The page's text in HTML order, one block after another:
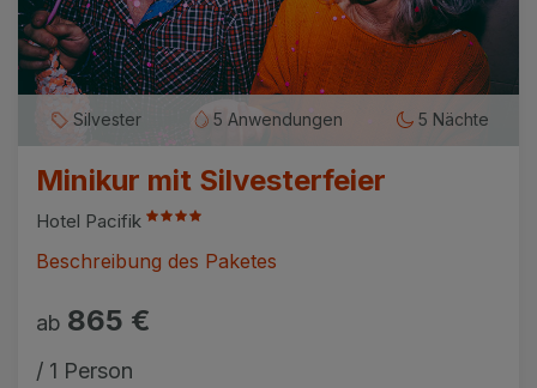
Silvester 5 Anwendungen 5 Nächte
Minikur mit Silvesterfeier
Hotel Pacifik
Beschreibung des Paketes
ab 865 €
/ 1 Person